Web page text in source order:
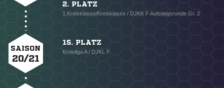
2. PLATZ
1.Kreisklasse/Kreisklasse / DJKK F Aufstiegsrunde Gr. 2
SAISON
20/21
15. PLATZ
Kreisliga A / DJKL F